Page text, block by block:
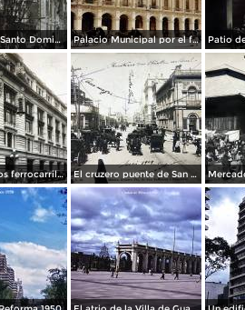
La Iglesia de Santo Domingo. Palacio Municipal por el fotografo Hugo Brehme..
Edicicio de los ferrocarriles. El cruzero puente de San Francisco y Guardiola por el fotografo Felix Miret.